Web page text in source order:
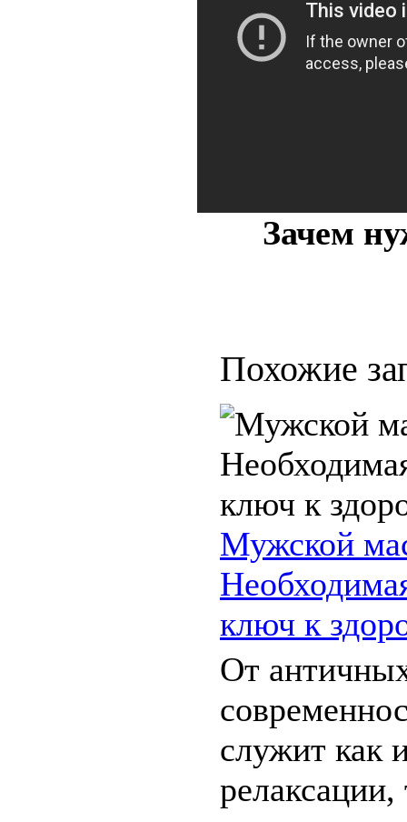
Зачем
Похожие
Мужской
ключ к
От
служит как
релаксации,